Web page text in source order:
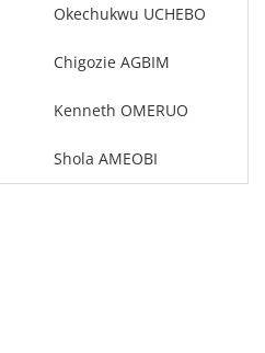
Okechukwu UCHEBO
Chigozie AGBIM
Kenneth OMERUO
Shola AMEOBI